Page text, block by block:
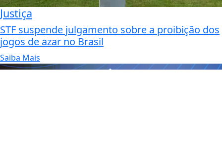
Justiça
STF suspende julgamento sobre a proibição dos
jogos de azar no Brasil
Saiba Mais